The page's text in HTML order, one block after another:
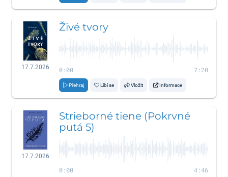
17.7.2026
Živé tvory
0:00 7:20
Přehraj Líbí se Vložit Informace
17.7.2026
Strieborné tiene (Pokrvné
putá 5)
0:00 4:46